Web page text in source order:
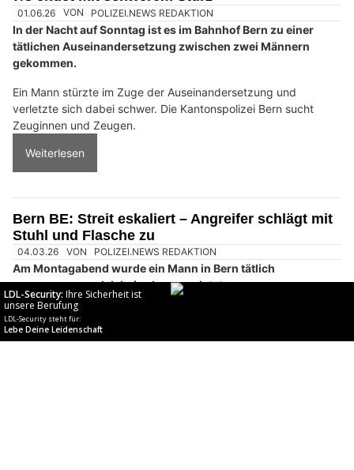
insurando.ch: Zusatzversicherung für den Gesundheitsschutz finden
Bern BE: Tätliche Auseinandersetzung bei Gleis
7/8 endet mit schwerem Sturz